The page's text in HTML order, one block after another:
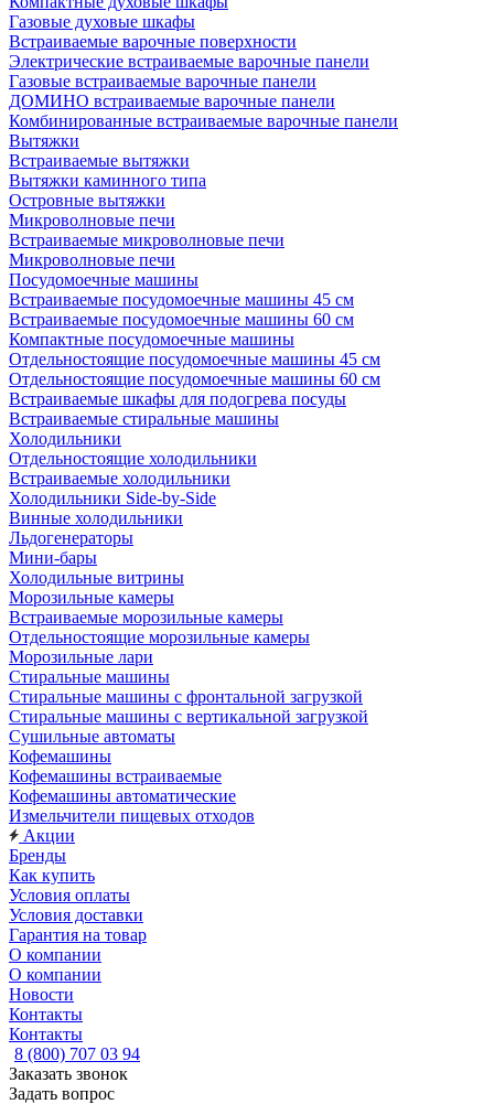
Газовые духовые шкафы
Встраиваемые варочные поверхности
Электрические встраиваемые варочные панели
Газовые встраиваемые варочные панели
ДОМИНО встраиваемые варочные панели
Комбинированные встраиваемые варочные панели
Вытяжки
Встраиваемые вытяжки
Вытяжки каминного типа
Островные вытяжки
Микроволновые печи
Встраиваемые микроволновые печи
Микроволновые печи
Посудомоечные машины
Встраиваемые посудомоечные машины 45 см
Встраиваемые посудомоечные машины 60 см
Компактные посудомоечные машины
Отдельностоящие посудомоечные машины 45 см
Отдельностоящие посудомоечные машины 60 см
Встраиваемые шкафы для подогрева посуды
Встраиваемые стиральные машины
Холодильники
Отдельностоящие холодильники
Встраиваемые холодильники
Холодильники Side-by-Side
Винные холодильники
Льдогенераторы
Мини-бары
Холодильные витрины
Морозильные камеры
Встраиваемые морозильные камеры
Отдельностоящие морозильные камеры
Морозильные лари
Стиральные машины
Стиральные машины с фронтальной загрузкой
Стиральные машины с вертикальной загрузкой
Сушильные автоматы
Кофемашины
Кофемашины встраиваемые
Кофемашины автоматические
Измельчители пищевых отходов
Акции
Бренды
Как купить
Условия оплаты
Условия доставки
Гарантия на товар
О компании
О компании
Новости
Контакты
Контакты
8 (800) 707 03 94
Заказать звонок
Задать вопрос